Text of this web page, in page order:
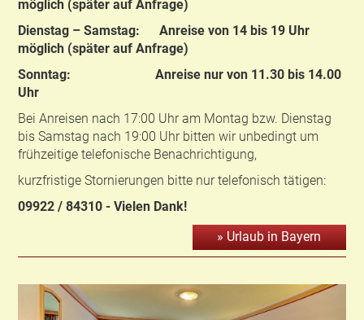
möglich (später auf Anfrage)
Dienstag – Samstag: Anreise von 14 bis 19 Uhr
möglich (später auf Anfrage)
Sonntag: Anreise nur von 11.30 bis 14.00
Uhr
Bei Anreisen nach 17:00 Uhr am Montag bzw. Dienstag
bis Samstag nach 19:00 Uhr bitten wir unbedingt um
frühzeitige telefonische Benachrichtigung,
kurzfristige Stornierungen bitte nur telefonisch tätigen:
09922 / 84310 - Vielen Dank!
» Urlaub in Bayern